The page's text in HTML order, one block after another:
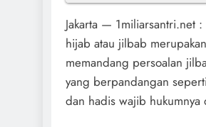
Jakarta — 1miliarsantri.net
hijab atau jilbab
memandang persoalan
yang berpandangan
dan hadis wajib hukumnya